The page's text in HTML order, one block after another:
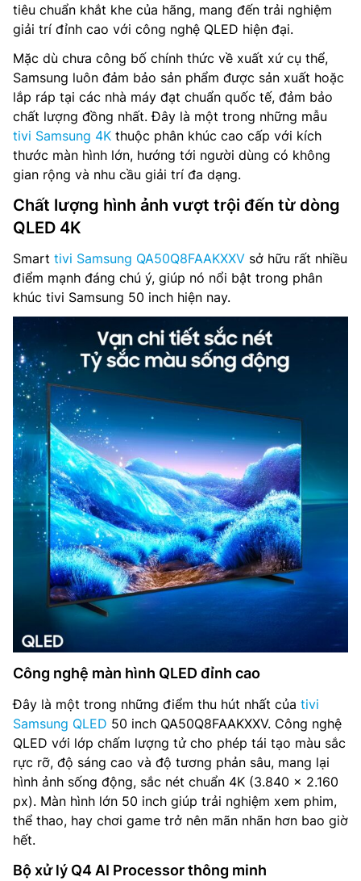
tiêu chuẩn khắt khe của hãng, mang đến trải nghiệm
giải trí đỉnh cao với công nghệ QLED hiện đại.
Mặc dù chưa công bố chính thức về xuất xứ cụ thể,
Samsung luôn đảm bảo sản phẩm được sản xuất hoặc
lắp ráp tại các nhà máy đạt chuẩn quốc tế, đảm bảo
chất lượng đồng nhất. Đây là một trong những mẫu
tivi Samsung 4K thuộc phân khúc cao cấp với kích
thước màn hình lớn, hướng tới người dùng có không
gian rộng và nhu cầu giải trí đa dạng.
Chất lượng hình ảnh vượt trội đến từ dòng
QLED 4K
Smart tivi Samsung QA50Q8FAAKXXV sở hữu rất nhiều
điểm mạnh đáng chú ý, giúp nó nổi bật trong phân
khúc tivi Samsung 50 inch hiện nay.
Công nghệ màn hình QLED đỉnh cao
Đây là một trong những điểm thu hút nhất của tivi
Samsung QLED 50 inch QA50Q8FAAKXXV. Công nghệ
QLED với lớp chấm lượng tử cho phép tái tạo màu sắc
rực rỡ, độ sáng cao và độ tương phản sâu, mang lại
hình ảnh sống động, sắc nét chuẩn 4K (3.840 x 2.160
px). Màn hình lớn 50 inch giúp trải nghiệm xem phim,
thể thao, hay chơi game trở nên mãn nhãn hơn bao giờ
hết.
Bộ xử lý Q4 AI Processor thông minh